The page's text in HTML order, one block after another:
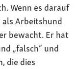
Wenn es darauf
Arbeitshund
bewacht. Er hat
„falsch“ und
die dies